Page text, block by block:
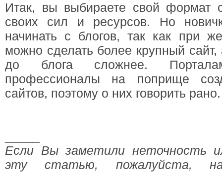
Итак, вы выбираете свой формат
своих сил и ресурсов. Но
начинать с блогов, так как при
можно сделать более крупный сайт,
до блога сложнее.
профессионалы на поприще
сайтов, поэтому о них говорить рано.
Если Вы заметили неточность
эту статью, пожалуйста,